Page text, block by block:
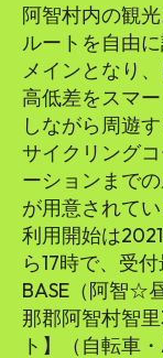
阿智村内の観
ルートを自由
メインとなり
高低差をスマ
しながら周遊
サイクリング
ーションまで
が用意されてい
利用開始は
ら17時で、受
BASE（阿智☆
那郡阿智村智
ト】（自転車